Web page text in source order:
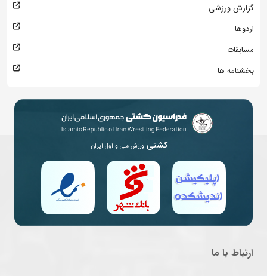
گزارش ورزشی
اردوها
مسابقات
بخشنامه ها
کشتی ورزش ملی و اول ایران
ارتباط با ما